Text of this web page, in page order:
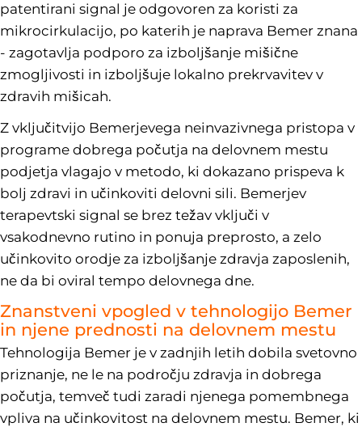
patentirani signal je odgovoren za koristi za
mikrocirkulacijo, po katerih je naprava Bemer znana
- zagotavlja podporo za izboljšanje mišične
zmogljivosti in izboljšuje lokalno prekrvavitev v
zdravih mišicah.
Z vključitvijo Bemerjevega neinvazivnega pristopa v
programe dobrega počutja na delovnem mestu
podjetja vlagajo v metodo, ki dokazano prispeva k
bolj zdravi in učinkoviti delovni sili. Bemerjev
terapevtski signal se brez težav vključi v
vsakodnevno rutino in ponuja preprosto, a zelo
učinkovito orodje za izboljšanje zdravja zaposlenih,
ne da bi oviral tempo delovnega dne.
Znanstveni vpogled v tehnologijo Bemer
in njene prednosti na delovnem mestu
Tehnologija Bemer je v zadnjih letih dobila svetovno
priznanje, ne le na področju zdravja in dobrega
počutja, temveč tudi zaradi njenega pomembnega
vpliva na učinkovitost na delovnem mestu. Bemer, ki